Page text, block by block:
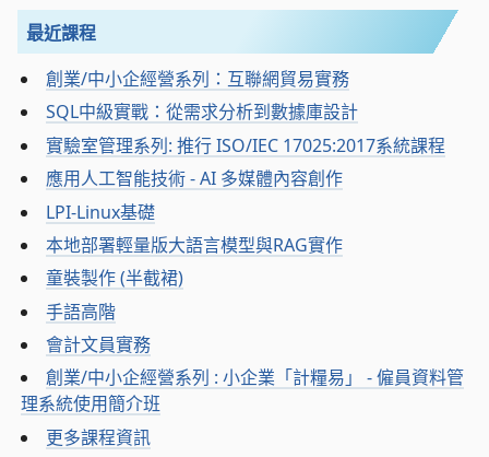
最近課程
創業/中小企經營系列：互聯網貿易實務
SQL中級實戰：從需求分析到數據庫設計
實驗室管理系列: 推行 ISO/IEC 17025:2017系統課程
應用人工智能技術 - AI 多媒體內容創作
LPI-Linux基礎
本地部署輕量版大語言模型與RAG實作
童裝製作 (半截裙)
手語高階
會計文員實務
創業/中小企經營系列 : 小企業「計糧易」 - 僱員資料管
理系統使用簡介班
更多課程資訊